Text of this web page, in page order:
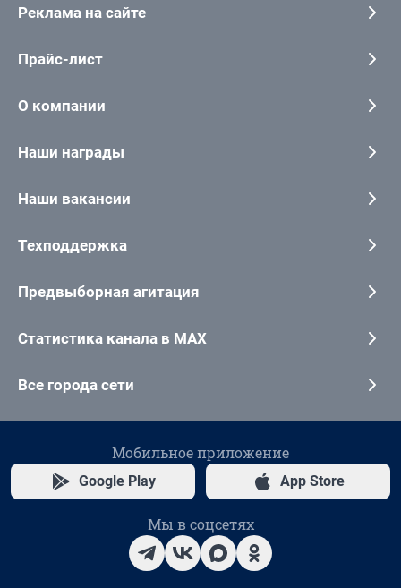
Реклама на сайте
Прайс-лист
О компании
Наши награды
Наши вакансии
Техподдержка
Предвыборная агитация
Статистика канала в MAX
Все города сети
Мобильное приложение
Google Play App Store
Мы в соцсетях